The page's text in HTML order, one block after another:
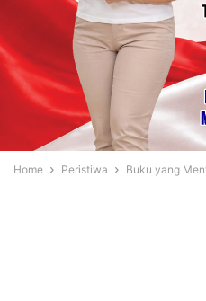
Home Peristiwa Buku yang